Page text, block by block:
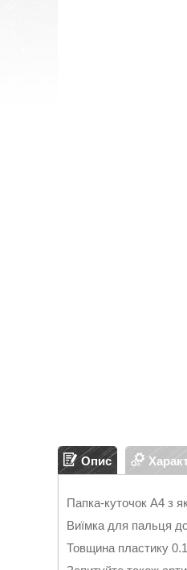
Опис
Папка-куточок А4 з
Виїмка для пальця
Товщина пластику